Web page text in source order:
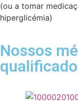
(ou a tomar
hiperglicémia)
Nossos